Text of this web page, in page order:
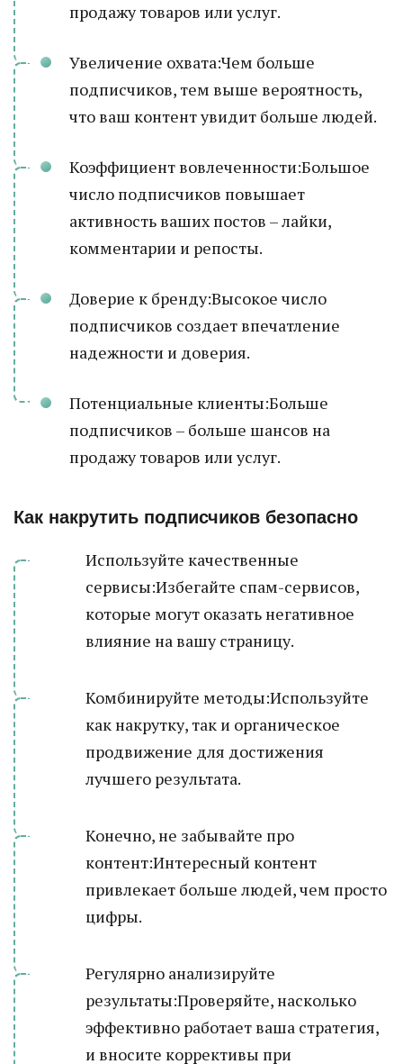
продажу товаров или услуг.
Увеличение охвата:Чем больше
подписчиков, тем выше вероятность,
что ваш контент увидит больше людей.
Коэффициент вовлеченности:Большое
число подписчиков повышает
активность ваших постов – лайки,
комментарии и репосты.
Доверие к бренду:Высокое число
подписчиков создает впечатление
надежности и доверия.
Потенциальные клиенты:Больше
подписчиков – больше шансов на
продажу товаров или услуг.
Как накрутить подписчиков безопасно
Используйте качественные
сервисы:Избегайте спам-сервисов,
которые могут оказать негативное
влияние на вашу страницу.
Комбинируйте методы:Используйте
как накрутку, так и органическое
продвижение для достижения
лучшего результата.
Конечно, не забывайте про
контент:Интересный контент
привлекает больше людей, чем просто
цифры.
Регулярно анализируйте
результаты:Проверяйте, насколько
эффективно работает ваша стратегия,
и вносите коррективы при